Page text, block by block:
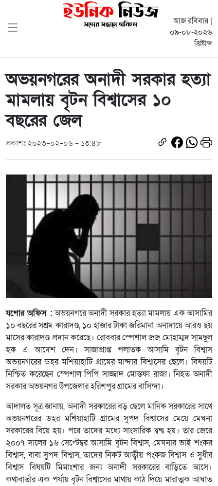
আজ রবিবার |
০৯-০৮-২০২৬
খ্রিষ্টাব্দ
অভয়নগরের অনাদী সরকার হত্যা
মামলায় বৃটন বিশ্বাসের ১০
বছরের জেল
প্রকাশঃ ২০২৩-০২-০৬ - ১৩:৪৮
যশোর অফিস :অভয়নগরে অনাদী সরকার হত্যা মামলায় এক আসামির
১০ বছরের সশ্রম কারাদণ্ড, ১০ হাজার টাকা জরিমানা অনাদায়ে আরও ছয়
মাসের কারাদণ্ড প্রদান করেছে। রোববার স্পেশাল জজ মোহাম্মদ সামছুল
হক এ আদেশ দেন। সাজাপ্রাপ্ত পলাতক আসামি বৃটন বিশ্বাস
অভয়নগরের ডহর মশিয়াহাটি গ্রামের মান্দার বিশ্বাসের ছেলে। বিষয়টি
নিশ্চিত করেছেন স্পেশাল পিপি সাজ্জাদ মোস্তফা রাজা। নিহত অনাদী
সরকার অভয়নগর উপজেলার হরিশপুর গ্রামের বাসিন্দা।
আদালত সূত্র জানায়, অনাদী সরকারের বড় ছেলে মানিক সরকারের সাথে
অভয়নগরের ডহর মশিয়াহাটি গ্রামের সুপদ বিশ্বাসের মেয়ে মেঘনা
সরকারের বিয়ে হয়। পরে তাদের মধ্যে সাংসারিক দ্বন্দ্ব হয়। তার জেরে
২০০৭ সালের ১৬ সেপ্টেম্বর আসামি বৃটন বিশ্বাস, মেঘনার ভাই শংকর
বিশ্বাস, বাবা সুপদ বিশ্বাস, তাদের নিকট আত্বীয় পংকজ বিশ্বাস ও সুধীর
বিশ্বাস বিষয়টি মিমাংশার জন্য অনাদী সরকারের বাড়িতে আসে।
কথাবার্তার এক পর্যায় বৃটন বিশ্বাসের মাথায় কাঠ দিয়ে মারাত্মক আঘাত